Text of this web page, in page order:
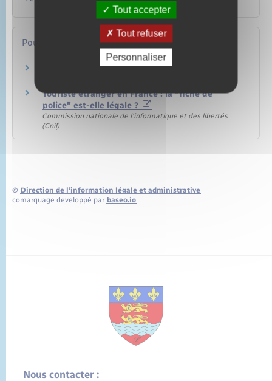
Pour en savoir plus
Modèle de fiche individuelle de police
Touriste étranger en France : la "fiche de
police" est-elle légale ?
Commission nationale de l'informatique et des libertés
(Cnil)
© Direction de l’information légale et administrative
comarquage developpé par baseo.io
Nous contacter :
Tout accepter
Tout refuser
Personnaliser